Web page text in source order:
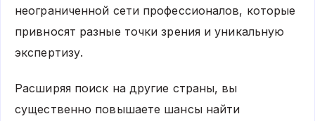
неограниченной сети профессионалов, которые
привносят разные точки зрения и уникальную
экспертизу.
Расширяя поиск на другие страны, вы
существенно повышаете шансы найти